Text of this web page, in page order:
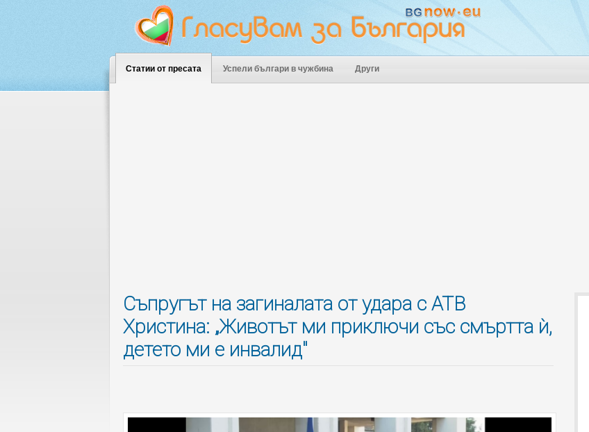
Статии от пресата Успели българи в чужбина Други
Съпругът на загиналата от удара с АТВ
Христина: „Животът ми приключи със смъртта ѝ,
детето ми е инвалид"